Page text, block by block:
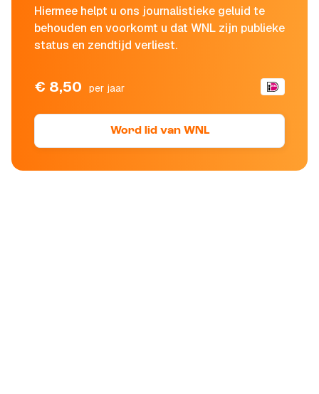
Hiermee helpt u ons journalistieke geluid te
behouden en voorkomt u dat WNL zijn publieke
status en zendtijd verliest.
€ 8,50 per jaar
Word lid van WNL